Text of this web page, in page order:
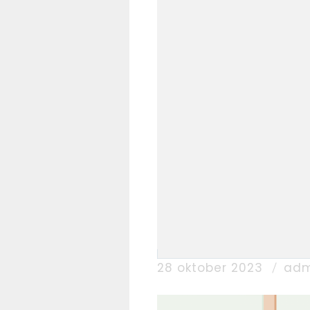
28 oktober 2023